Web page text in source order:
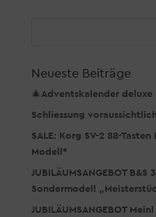
Neueste Beiträge
🎄Adventskalender deluxe
Schliessung
SALE: Korg SV-2 88-
Modell*
JUBILÄUMSANGEBOT B&S
Sondermodell
JUBILÄUMSANGEBOT